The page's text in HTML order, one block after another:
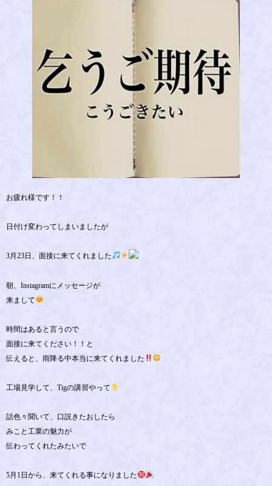
お疲れ様です！！
日付け変わってしまいましたが
3月23日、面接に来てくれました
朝、Instagramにメッセージが
来まして
時間はあると言うので
面接に来てください！！と
伝えると、雨降る中本当に来てくれました
工場見学して、Tigの講習やって
話色々聞いて、口説きたおしたら
みこと工業の魅力が
伝わってくれたみたいで
5月1日から、来てくれる事になりました